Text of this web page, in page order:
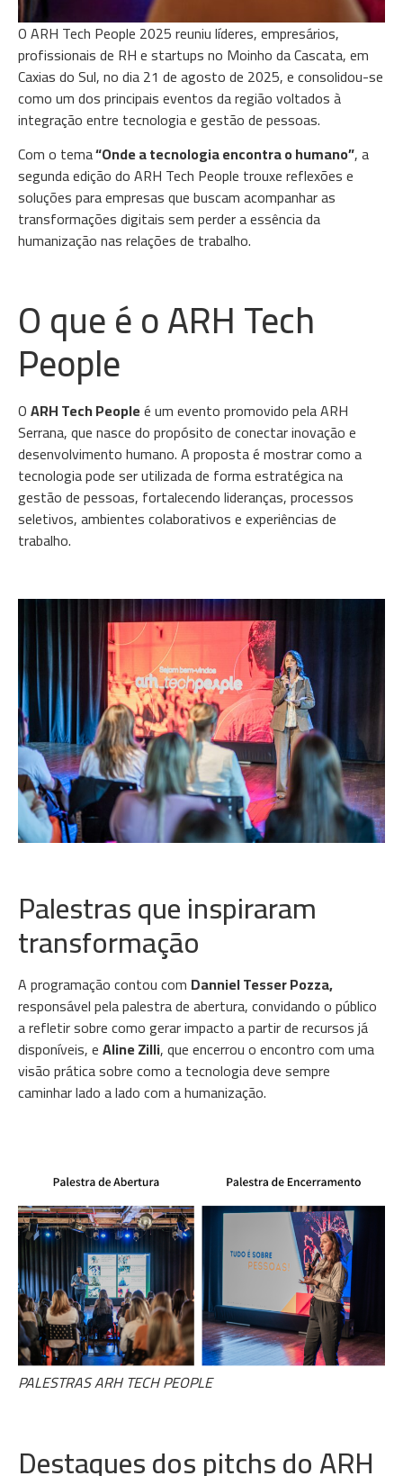
O ARH Tech People 2025 reuniu líderes, empresários,
profissionais de RH e startups no Moinho da Cascata, em
Caxias do Sul, no dia 21 de agosto de 2025, e consolidou-se
como um dos principais eventos da região voltados à
integração entre tecnologia e gestão de pessoas.
Com o tema“Onde a tecnologia encontra o humano”, a
segunda edição do ARH Tech People trouxe reflexões e
soluções para empresas que buscam acompanhar as
transformações digitais sem perder a essência da
humanização nas relações de trabalho.
O que é o ARH Tech
People
OARH Tech Peopleé um evento promovido pela ARH
Serrana, que nasce do propósito de conectar inovação e
desenvolvimento humano. A proposta é mostrar como a
tecnologia pode ser utilizada de forma estratégica na
gestão de pessoas, fortalecendo lideranças, processos
seletivos, ambientes colaborativos e experiências de
trabalho.
Palestras que inspiraram
transformação
A programação contou com Danniel Tesser Pozza,
responsável pela palestra de abertura, convidando o público
a refletir sobre como gerar impacto a partir de recursos já
disponíveis, eAline Zilli, que encerrou o encontro com uma
visão prática sobre como a tecnologia deve sempre
caminhar lado a lado com a humanização.
PALESTRAS ARH TECH PEOPLE
Destaques dos pitchs do ARH